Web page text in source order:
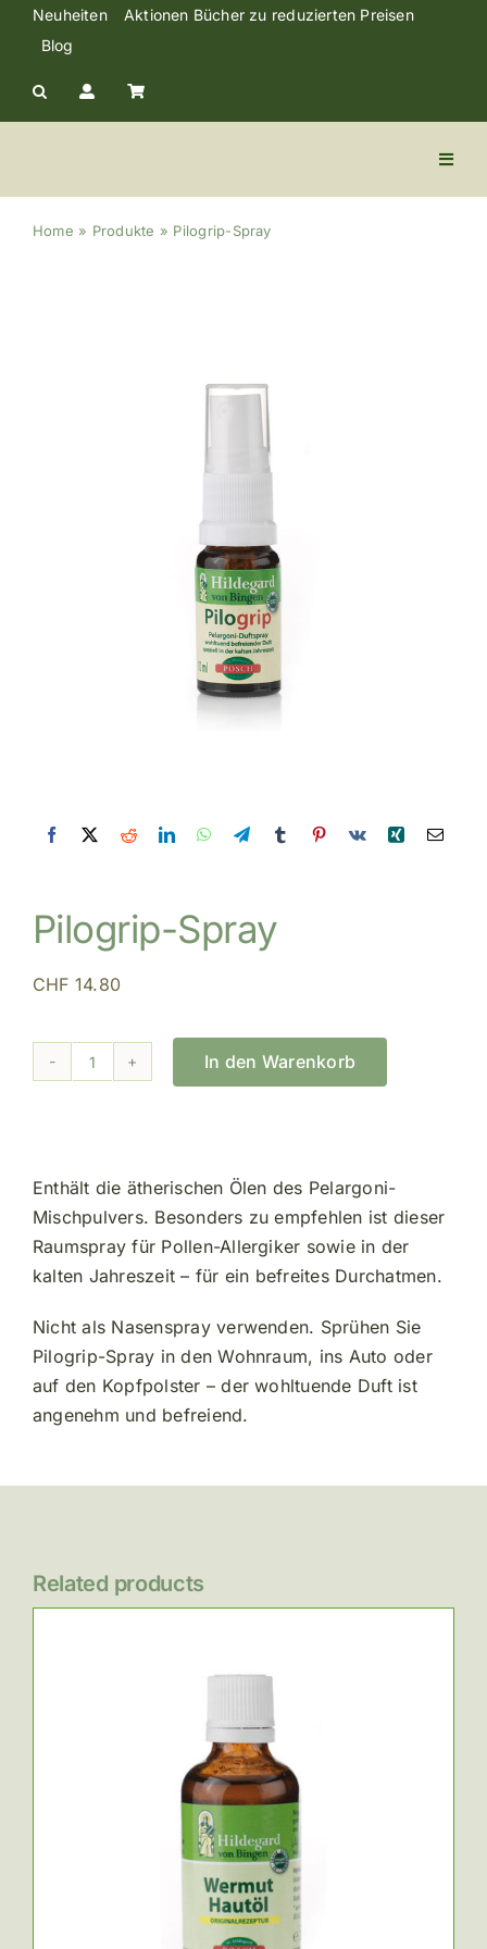
SkipNeuheiten
Aktionen Bücher zu reduzierten Preisen
Blog
Kräuter Trank
Home » Produkte » Pilogrip-Spray
Pilogrip-Spray
CHF 14.80
Pilogrip-
In den Warenkorb
Enthält die ätherischen Ölen des Pelargoni-
Mischpulvers. Besonders zu empfehlen ist dieser
Raumspray für Pollen-Allergiker sowie in der
kalten Jahreszeit – für ein befreites Durchatmen.
Nicht als Nasenspray verwenden. Sprühen Sie
Pilogrip-Spray in den Wohnraum, ins Auto oder
auf den Kopfpolster – der wohltuende Duft ist
angenehm und befreiend.
Related products